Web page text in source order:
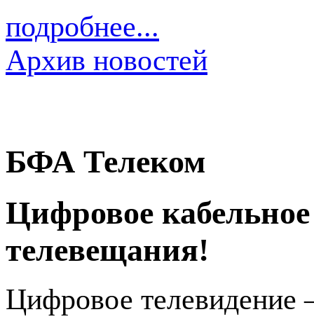
подробнее...
Архив новостей
БФА Телеком
Цифровое
телевещания!
Цифровое телевидение